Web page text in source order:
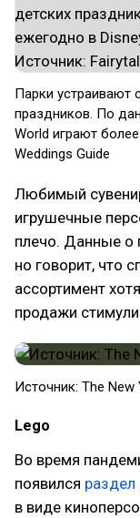
Парки устраивают
праздников. По
World играют
Weddings Guide
Любимый
игрушечные
плечо. Данные о
но говорит, что
ассортимент
продажи
Источник: The New
Lego
Во время
появился раздел
в виде